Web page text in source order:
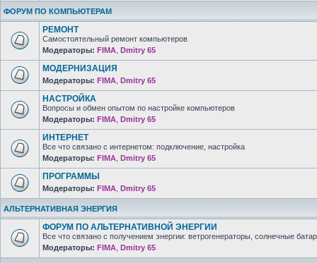
ФОРУМ ПО КОМПЬЮТЕРАМ
РЕМОНТ
Самостоятельный ремонт компьютеров
Модераторы: FIMA Dmitry 65
МОДЕРНИЗАЦИЯ
Модераторы: FIMA Dmitry 65
НАСТРОЙКА
Вопросы и обмен опытом по настройке компьютеров
Модераторы: FIMA Dmitry 65
ИНТЕРНЕТ
Все что связано с интернетом: подключение, настройка
Модераторы: FIMA Dmitry 65
ПРОГРАММЫ
Модераторы: FIMA Dmitry 65
АЛЬТЕРНАТИВНАЯ ЭНЕРГИЯ
ФОРУМ ПО АЛЬТЕРНАТИВНОЙ ЭНЕРГИИ
Все что связано с получением энергии: ветрогенераторы, солнечные
Модераторы: FIMA Dmitry 65